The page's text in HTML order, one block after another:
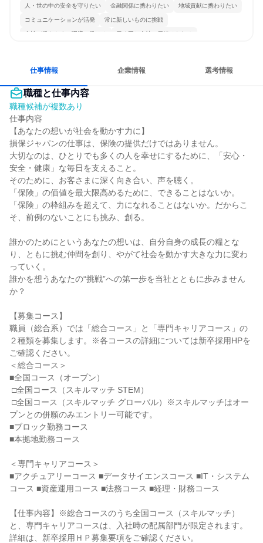
人・世の中の安全を守りたい 金融関係に携わりたい 地域貢献に携わりたい
コミュニケーションが活発 常に新しいものに挑戦
女性が働きやすい環境で働ける 長く同じ会社に居続けられる
仕事情報 企業情報 選考情報
職種と仕事内容
職種候補が複数あり
仕事内容
【あなたの想いが社会を動かす力に】
損保ジャパンの仕事は、保険の提供だけではありません。
大切なのは、ひとりでも多くの人を幸せにするために、「安心・
安全・健康」な毎日を支えること。
そのために、お客さまに深く向き合い、声を聴く。
「保険」の価値を最大限高めるために、できることはないか。
「保険」の枠組みを超えて、力になれることはないか。だからこ
そ、前例のないことにも挑み、創る。
誰かのためにというあなたの想いは、自分自身の成長の糧とな
り、ともに挑む仲間を創り、やがて社会を動かす大きな力に変わ
っていく。
誰かを想うあなたの“挑戦”への第一歩を当社とともに歩みません
か？
【募集コース】
職員（総合系）では「総合コース」と「専門キャリアコース」の
２種類を募集します。※各コースの詳細については新卒採用HPを
ご確認ください。
＜総合コース＞
■全国コース（オープン）
プンとの併願のみエントリー可能です。
■ブロック勤務コース
■本拠地勤務コース
＜専門キャリアコース＞
■アクチュアリーコース ■データサイエンスコース ■IT・システム
コース ■資産運用コース ■法務コース ■経理・財務コース
【仕事内容】※総合コースのうち全国コース（スキルマッチ）
と、専門キャリアコースは、入社時の配属部門が限定されます。
詳細は、新卒採用ＨＰ募集要項をご確認ください。